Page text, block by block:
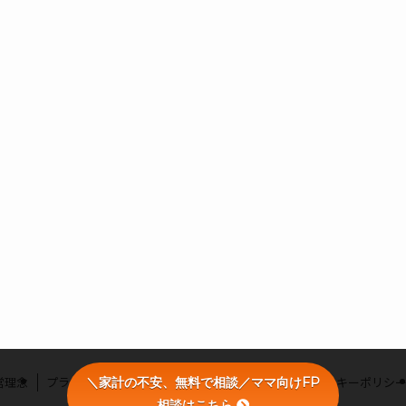
理念 プライバシーポリシー 利用者情報の外部送信・クッキーポリシー
＼家計の不安、無料で相談／ママ向けFP